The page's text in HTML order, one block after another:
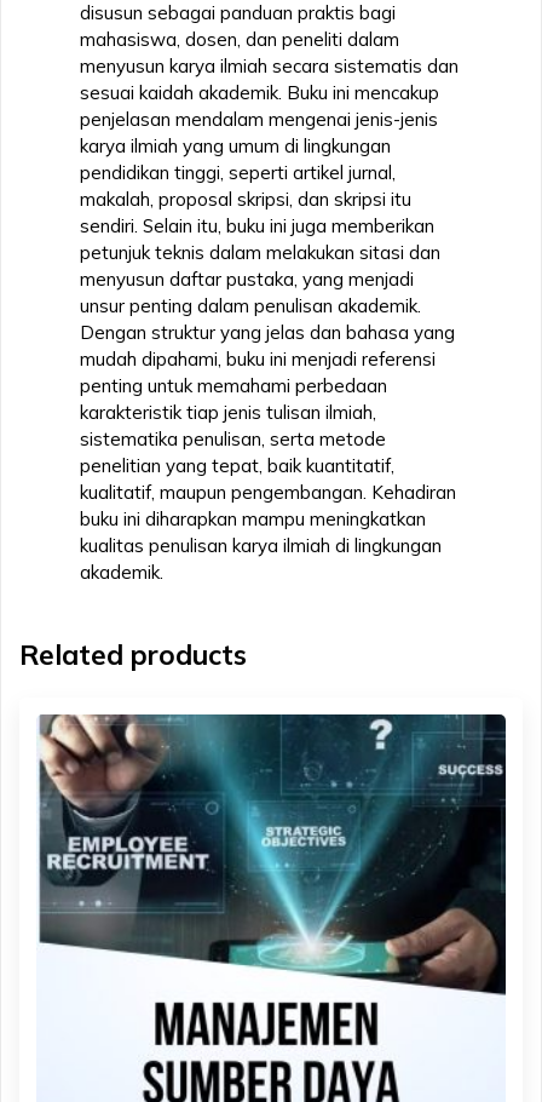
disusun sebagai panduan praktis bagi
mahasiswa, dosen, dan peneliti dalam
menyusun karya ilmiah secara sistematis dan
sesuai kaidah akademik. Buku ini mencakup
penjelasan mendalam mengenai jenis-jenis
karya ilmiah yang umum di lingkungan
pendidikan tinggi, seperti artikel jurnal,
makalah, proposal skripsi, dan skripsi itu
sendiri. Selain itu, buku ini juga memberikan
petunjuk teknis dalam melakukan sitasi dan
menyusun daftar pustaka, yang menjadi
unsur penting dalam penulisan akademik.
Dengan struktur yang jelas dan bahasa yang
mudah dipahami, buku ini menjadi referensi
penting untuk memahami perbedaan
karakteristik tiap jenis tulisan ilmiah,
sistematika penulisan, serta metode
penelitian yang tepat, baik kuantitatif,
kualitatif, maupun pengembangan. Kehadiran
buku ini diharapkan mampu meningkatkan
kualitas penulisan karya ilmiah di lingkungan
akademik.
Related products